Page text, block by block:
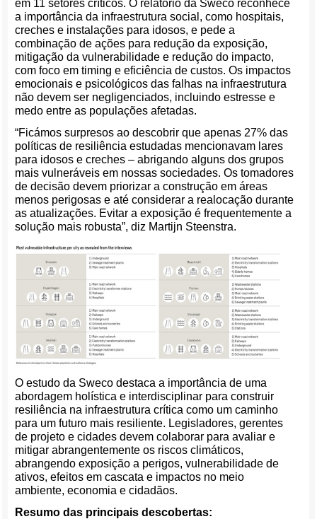
em 11 setores críticos. O relatório da Sweco reconhece
a importância da infraestrutura social, como hospitais,
creches e instalações para idosos, e pede a
combinação de ações para redução da exposição,
mitigação da vulnerabilidade e redução do impacto,
com foco em timing e eficiência de custos. Os impactos
emocionais e psicológicos das falhas na infraestrutura
não devem ser negligenciados, incluindo estresse e
medo entre as populações afetadas.
“Ficámos surpresos ao descobrir que apenas 27% das
políticas de resiliência estudadas mencionavam lares
para idosos e creches – abrigando alguns dos grupos
mais vulneráveis em nossas sociedades. Os tomadores
de decisão devem priorizar a construção em áreas
menos perigosas e até considerar a realocação durante
as atualizações. Evitar a exposição é frequentemente a
solução mais robusta”, diz Martijn Steenstra.
O estudo da Sweco destaca a importância de uma
abordagem holística e interdisciplinar para construir
resiliência na infraestrutura crítica como um caminho
para um futuro mais resiliente. Legisladores, gerentes
de projeto e cidades devem colaborar para avaliar e
mitigar abrangentemente os riscos climáticos,
abrangendo exposição a perigos, vulnerabilidade de
ativos, efeitos em cascata e impactos no meio
ambiente, economia e cidadãos.
Resumo das principais descobertas: